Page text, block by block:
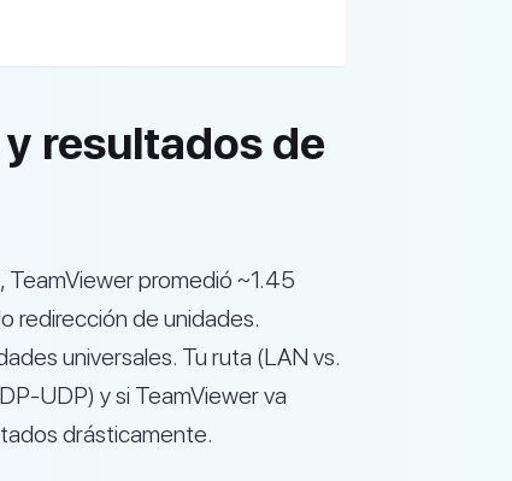
resultados de
TeamViewer promedió ~1.45
redirección de unidades.
universales. Tu ruta (LAN vs.
UDP) y si TeamViewer va
drásticamente.